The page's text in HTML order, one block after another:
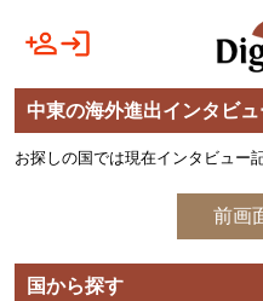
中東の海外進出インタビュ
お探しの国では現在インタビュー
前画
国から探す